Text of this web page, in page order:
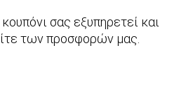
σας εξυπηρετεί και
των προσφορών μας.